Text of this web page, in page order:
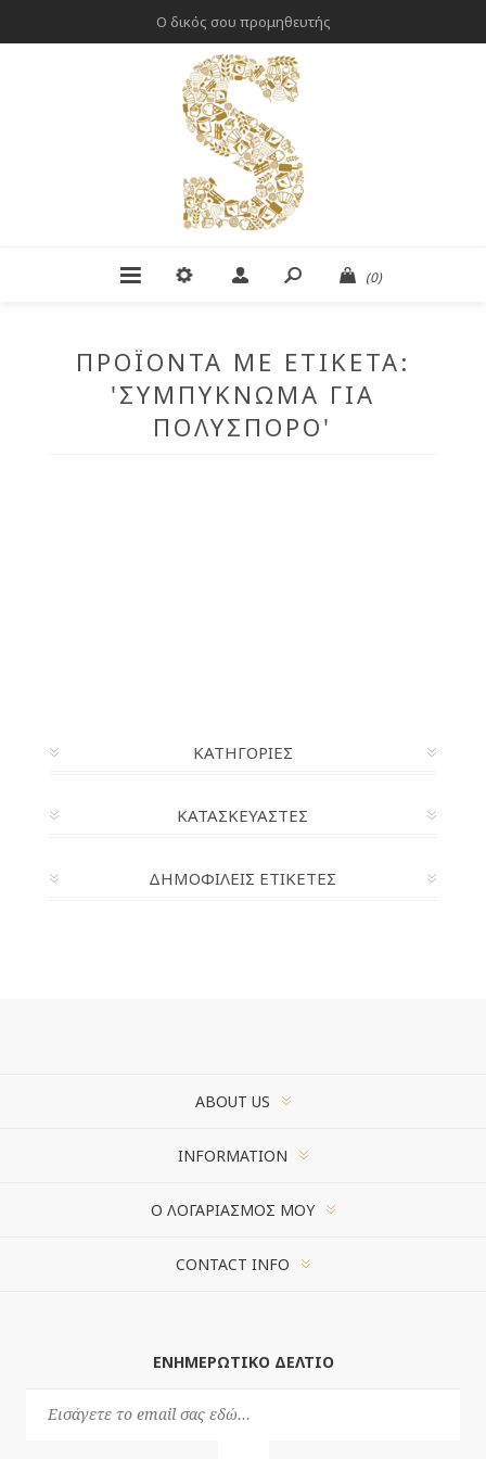
Ο δικός σου προμηθευτής
(0)
ΠΡΟΪΌΝΤΑ ΜΕ ΕΤΙΚΈΤΑ:
'ΣΥΜΠΎΚΝΩΜΑ ΓΙΑ
ΠΟΛΎΣΠΟΡΟ'
ΚΑΤΗΓΟΡΊΕΣ
ΚΑΤΑΣΚΕΥΑΣΤΈΣ
ΔΗΜΟΦΙΛΕΙΣ ΕΤΙΚΕΤΕΣ
ABOUT US
INFORMATION
Ο ΛΟΓΑΡΙΑΣΜΌΣ ΜΟΥ
CONTACT INFO
ΕΝΗΜΕΡΩΤΙΚΌ ΔΕΛΤΊΟ